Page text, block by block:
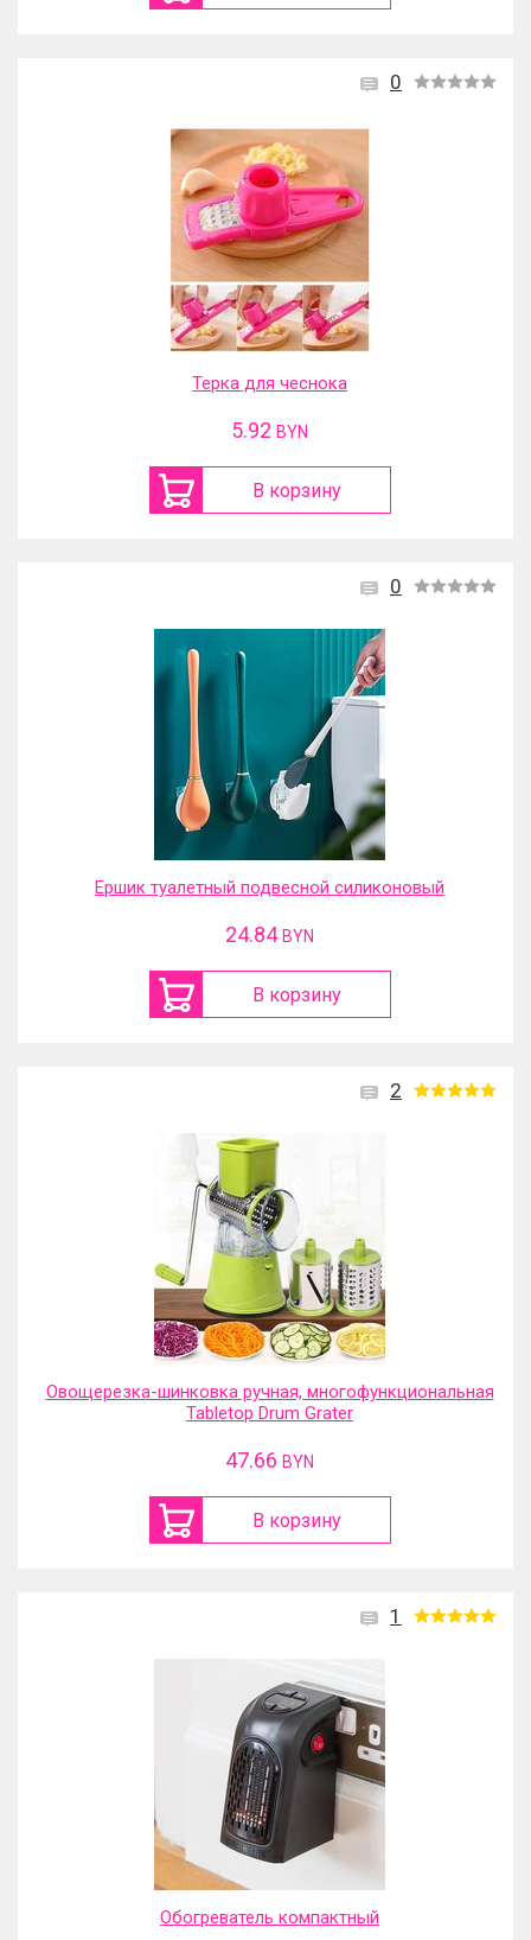
0
Терка для чеснока
5.92 BYN
В корзину
0
Ершик туалетный подвесной силиконовый
24.84 BYN
В корзину
2
Овощерезка-шинковка ручная, многофункциональная
Tabletop Drum Grater
47.66 BYN
В корзину
1
Обогреватель компактный